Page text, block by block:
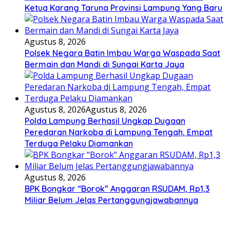
Ketua Karang Taruna Provinsi Lampung Yang Baru
Agustus 8, 2026
Polsek Negara Batin Imbau Warga Waspada Saat
Bermain dan Mandi di Sungai Karta Jaya
Agustus 8, 2026Agustus 8, 2026
Polda Lampung Berhasil Ungkap Dugaan
Peredaran Narkoba di Lampung Tengah, Empat
Terduga Pelaku Diamankan
Agustus 8, 2026
BPK Bongkar “Borok” Anggaran RSUDAM, Rp1,3
Miliar Belum Jelas Pertanggungjawabannya